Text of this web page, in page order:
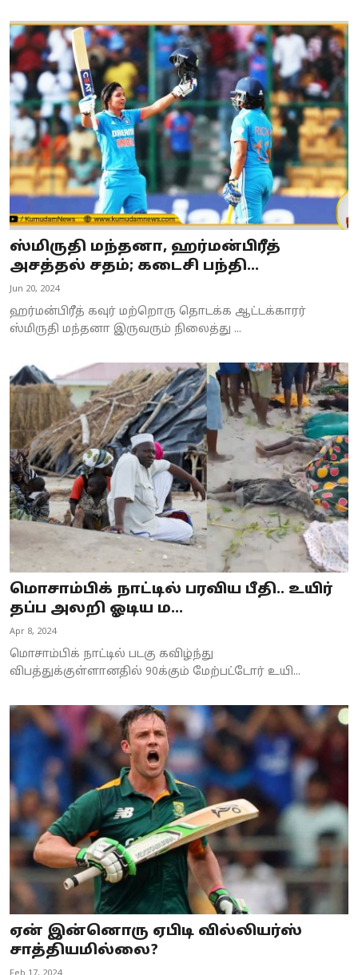
ஸ்மிருதி மந்தனா, ஹர்மன்பிரீத்
அசத்தல் சதம்; கடைசி பந்தி...
Jun 20, 2024
ஹர்மன்பிரீத் கவுர் மற்றொரு தொடக்க ஆட்டக்காரர்
ஸ்மிருதி மந்தனா இருவரும் நிலைத்து ...
மொசாம்பிக் நாட்டில் பரவிய பீதி.. உயிர்
தப்ப அலறி ஓடிய ம...
Apr 8, 2024
மொசாம்பிக் நாட்டில் படகு கவிழ்ந்து
விபத்துக்குள்ளானதில் 90க்கும் மேற்பட்டோர் உயி...
ஏன் இன்னொரு ஏபிடி வில்லியர்ஸ்
சாத்தியமில்லை?